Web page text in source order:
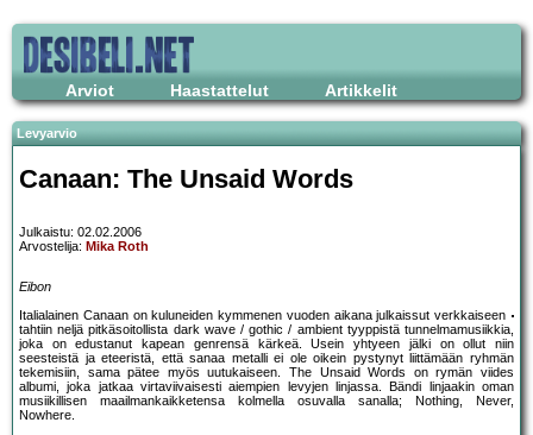
Arviot Haastattelut Artikkelit
Levyarvio
Canaan: The Unsaid Words
Julkaistu: 02.02.2006
Arvostelija: Mika Roth
Eibon
Italialainen Canaan on kuluneiden kymmenen vuoden aikana julkaissut verkkaiseen
tahtiin neljä pitkäsoitollista dark wave / gothic / ambient tyyppistä tunnelmamusiikkia,
joka on edustanut kapean genrensä kärkeä. Usein yhtyeen jälki on ollut niin
seesteistä ja eteeristä, että sanaa metalli ei ole oikein pystynyt liittämään ryhmän
tekemisiin, sama pätee myös uutukaiseen. The Unsaid Words on rymän viides
albumi, joka jatkaa virtaviivaisesti aiempien levyjen linjassa. Bändi linjaakin oman
musiikillisen maailmankaikketensa kolmella osuvalla sanalla; Nothing, Never,
Nowhere.